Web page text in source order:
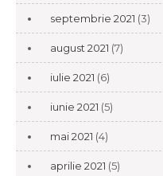
septembrie 2021 (3)
august 2021 (7)
iulie 2021 (6)
iunie 2021 (5)
mai 2021 (4)
aprilie 2021 (5)